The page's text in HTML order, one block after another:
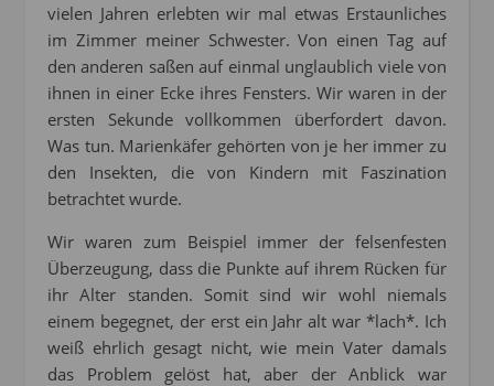
vielen Jahren erlebten wir mal etwas Erstaunliches
im Zimmer meiner Schwester. Von einen Tag auf
den anderen saßen auf einmal unglaublich viele von
ihnen in einer Ecke ihres Fensters. Wir waren in der
ersten Sekunde vollkommen überfordert davon.
Was tun. Marienkäfer gehörten von je her immer zu
den Insekten, die von Kindern mit Faszination
betrachtet wurde.
Wir waren zum Beispiel immer der felsenfesten
Überzeugung, dass die Punkte auf ihrem Rücken für
ihr Alter standen. Somit sind wir wohl niemals
einem begegnet, der erst ein Jahr alt war *lach*. Ich
weiß ehrlich gesagt nicht, wie mein Vater damals
das Problem gelöst hat, aber der Anblick war